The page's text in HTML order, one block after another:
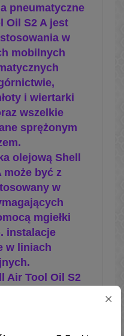
pneumatyczne
Oil S2 A jest
w
mobilnych
i wiertarki
wszelkie
sprężonym
olejową Shell
może być z
w
mgiełki
instalacje
w liniach
Air Tool Oil S2
przekładni i
duże